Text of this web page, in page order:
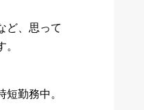
ど、思って
短勤務中。